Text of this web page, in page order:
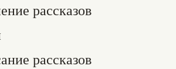
рассказов
рассказов